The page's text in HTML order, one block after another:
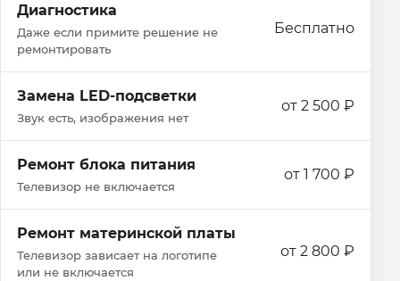
Диагностика
Даже если примите решение не
ремонтировать
Бесплатно
Замена LED-подсветки
Звук есть, изображения нет
от 2 500 ₽
Ремонт блока питания
Телевизор не включается
от 1 700 ₽
Ремонт материнской платы
Телевизор зависает на логотипе
или не включается
от 2 800 ₽